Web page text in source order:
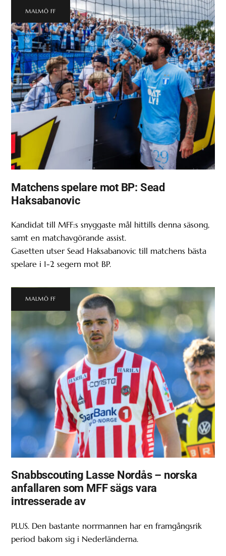
MALMÖ FF
Matchens spelare mot BP: Sead
Haksabanovic
Kandidat till MFF:s snyggaste mål hittills denna säsong,
samt en matchavgörande assist.
Gasetten utser Sead Haksabanovic till matchens bästa
spelare i 1-2 segern mot BP.
MALMÖ FF
Snabbscouting Lasse Nordås – norska
anfallaren som MFF sägs vara
intresserade av
PLUS. Den bastante norrmannen har en framgångsrik
period bakom sig i Nederländerna.